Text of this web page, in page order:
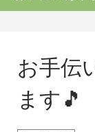
お手伝
ます🎵